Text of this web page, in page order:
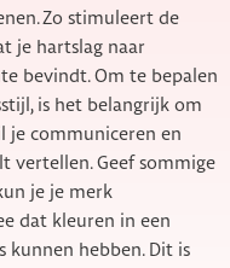
Zo stimuleert de
je hartslag naar
bevindt. Om te bepalen
is het belangrijk om
je communiceren en
vertellen. Geef sommige
je je merk
dat kleuren in een
kunnen hebben. Dit is